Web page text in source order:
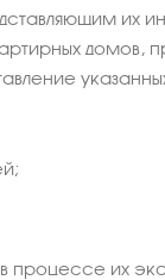
их
процессе их